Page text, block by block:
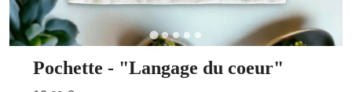
Pochette - "Langage du coeur"